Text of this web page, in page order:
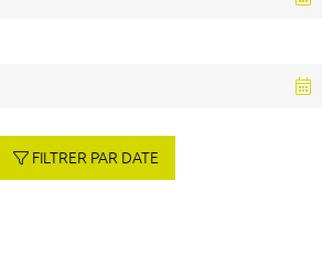
FILTRER PAR DATE